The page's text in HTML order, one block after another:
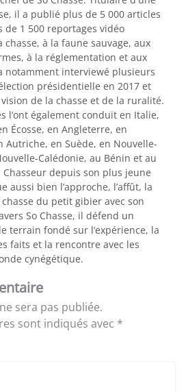
il a publié plus de 5 000 articles
de 1 500 reportages vidéo
chasse, à la faune sauvage, aux
à la réglementation et aux
notamment interviewé plusieurs
présidentielle en 2017 et
de la chasse et de la ruralité.
l’ont également conduit en Italie,
Écosse, en Angleterre, en
Autriche, en Suède, en Nouvelle-
Calédonie, au Bénin et au
depuis son plus jeune
aussi bien l’approche, l’affût, la
du petit gibier avec son
So Chasse, il défend un
terrain fondé sur l’expérience, la
faits et la rencontre avec les
cynégétique.
sera pas publiée.
sont indiqués avec *